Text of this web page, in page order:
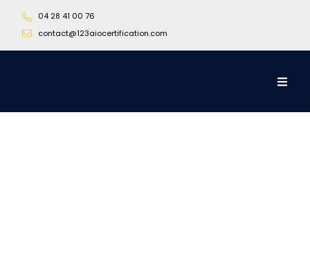
04 28 41 00 76
contact@123aiocertification.com